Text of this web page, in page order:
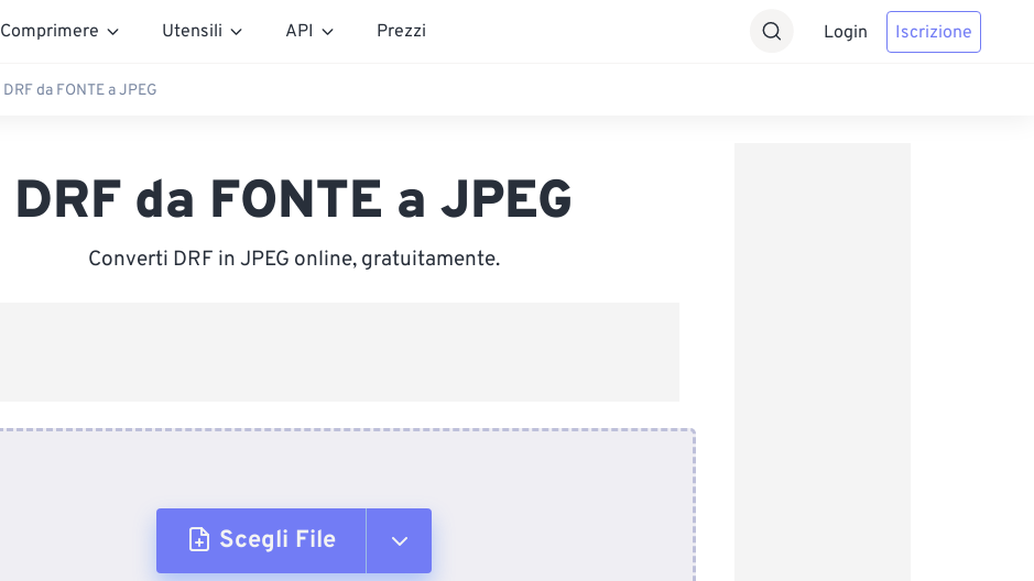
Comprimere Utensili API Prezzi Login Iscrizione
DRF da FONTE a JPEG
DRF da FONTE a JPEG
Converti DRF in JPEG online, gratuitamente.
Scegli File